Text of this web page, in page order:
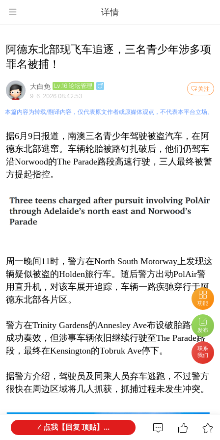
详情
功能
发布
联系
我们
阿德东北部现飞车追逐，三名青少年涉多项
罪名被捕！
关注
大白免 Lv.16 论坛管理
9-6-2026 08:42:53
本篇内容为转载/翻译内容，仅代表原文作者或原媒体观点，不代表本平台立场。
据6月9日报道，南澳三名青少年驾驶被盗汽车，在阿
德东北部逃窜。车辆轮胎被路钉扎破后，他们仍驾车
沿Norwood的The Parade路段高速行驶，三人最终被警
方提起指控。
周一晚间11时，警方在North South Motorway上发现这
辆疑似被盗的Holden旅行车。随后警方出动PolAir警
用直升机，对该车展开追踪，车辆一路疾驰穿行于阿
德东北部各片区。
警方在Trinity Gardens的Annesley Ave布设破胎路钉并
成功奏效，但涉事车辆依旧继续行驶至The Parade路
段，最终在Kensington的Tobruk Ave停下。
据警方介绍，驾驶员及同乘人员弃车逃跑，不过警方
很快在周边区域将几人抓获，抓捕过程未发生冲突。
点我【回复 顶贴】...